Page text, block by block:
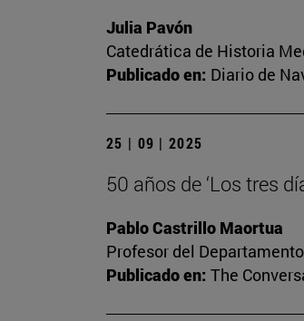
Julia Pavón
Catedrática de Historia
Publicado en: Diario de
25 | 09 | 2025
50 años de ‘Los tres
Pablo Castrillo Maortua
Profesor del
Publicado en: The